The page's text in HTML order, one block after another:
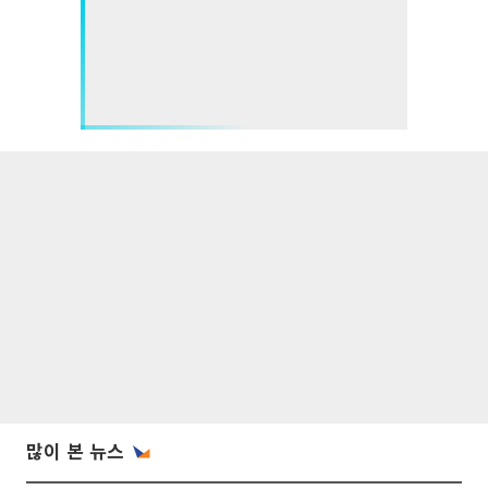
많이 본 뉴스